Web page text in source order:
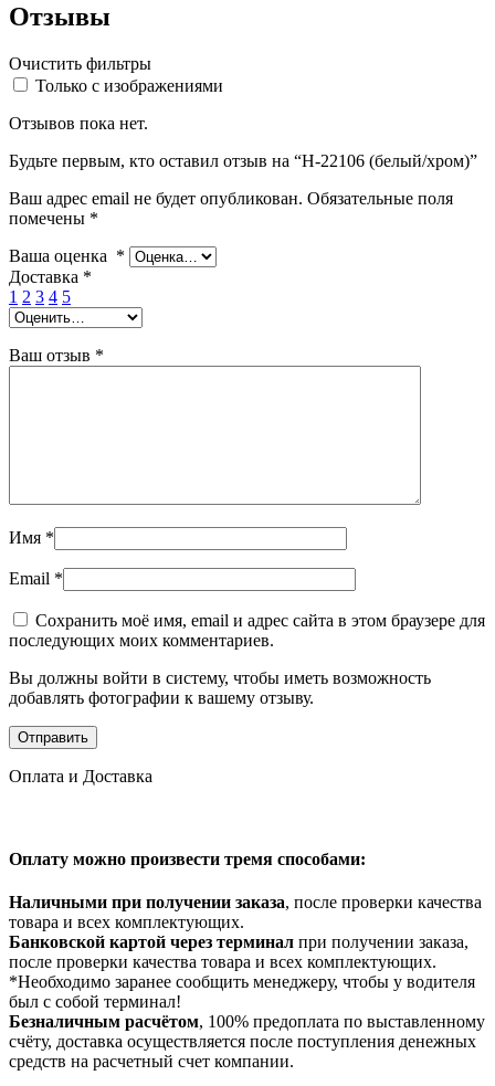
Отзывы
Очистить фильтры
Только с изображениями
Отзывов пока нет.
Будьте первым, кто оставил отзыв на “Н-22106 (белый/хром)”
Ваш адрес email не будет опубликован. Обязательные поля
помечены *
Ваша оценка *
Доставка *
1 2 3 4 5
Ваш отзыв *
Имя *
Email *
Сохранить моё имя, email и адрес сайта в этом браузере для
последующих моих комментариев.
Вы должны войти в систему, чтобы иметь возможность
добавлять фотографии к вашему отзыву.
Оплата и Доставка
Оплату можно произвести тремя способами:
Наличными при получении заказа, после проверки качества
товара и всех комплектующих.
Банковской картой через терминал при получении заказа,
после проверки качества товара и всех комплектующих.
*Необходимо заранее сообщить менеджеру, чтобы у водителя
был с собой терминал!
Безналичным расчётом, 100% предоплата по выставленному
счёту, доставка осуществляется после поступления денежных
средств на расчетный счет компании.